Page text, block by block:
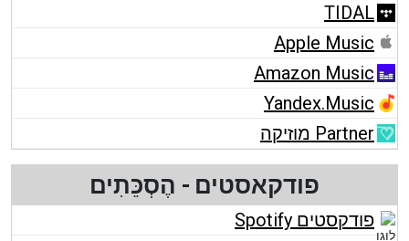
TIDAL
Apple Music
Amazon Music
Yandex.Music
Partner מוזיקה
פודקאסטים - הֶסְכֵּתִים
פודקסטים Spotify